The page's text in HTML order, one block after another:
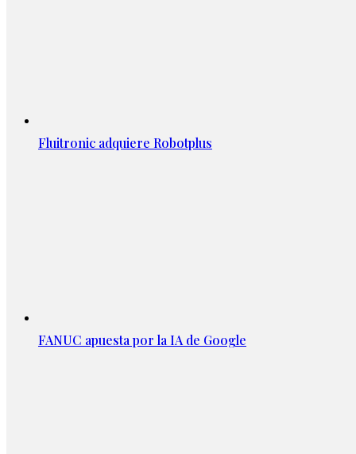
Fluitronic adquiere Robotplus
FANUC apuesta por la IA de Google